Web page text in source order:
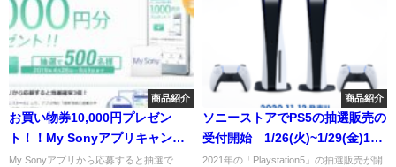
商品紹介
お買い物券10,000円プレゼン
ト！！My Sonyアプリキャンペ
ーンのお知らせ！
My Sonyアプリから応募すると抽選で
商品紹介
ソニーストアでPS5の抽選販売の
受付開始 1/26(火)~1/29(金)11
時までの期間限定
2021年の「Playstation5」の抽選販売が開